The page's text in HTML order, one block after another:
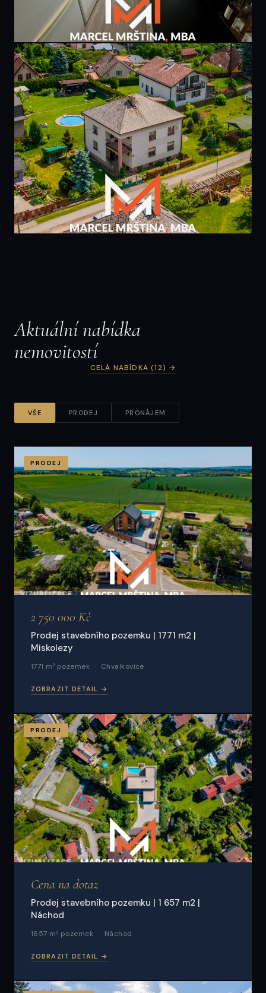
PRODÁNO
6 495 000 Kč
bytu 3+1 | 81m² | Praha, Chodov
81 m² · Praha 4
Aktuální nabídka
nemovitostí
CELÁ NABÍDKA (12) →
VŠE PRODEJ PRONÁJEM
PRODEJ
2 750 000 Kč
Prodej stavebního pozemku | 1771 m2 |
Miskolezy
1771 m² pozemek Chvalkovice
ZOBRAZIT DETAIL →
PRODEJ
Cena na dotaz
Prodej stavebního pozemku | 1 657 m2 |
Náchod
1657 m² pozemek Náchod
ZOBRAZIT DETAIL →